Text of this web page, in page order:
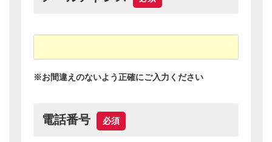
山歩きのことをトレッキングと言います。 登頂を目指すことを主
わらず、山の中を歩くことを目的としているスポーツです。 ただ
す。日本の夏山ではザイルやアイゼンなどの装備がなくとも高山
りません。そのため、日本では軽登山をさす場合にも常用されて